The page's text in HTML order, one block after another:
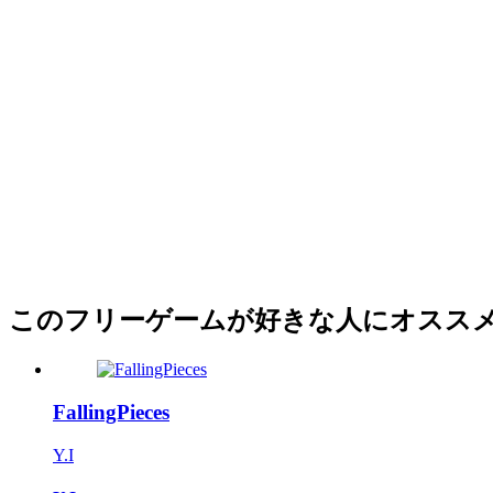
このフリーゲームが好きな人にオスス
FallingPieces
Y.I